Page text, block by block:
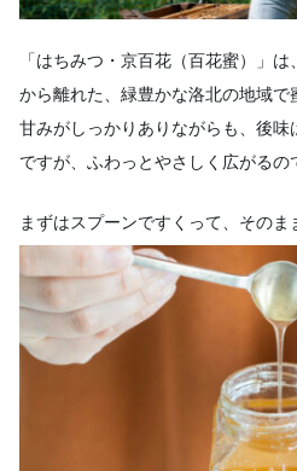
「はちみつ・京百花（百花蜜）」
から離れた、緑豊かな洛北の地域で
甘みがしっかりありながらも、後
ですが、ふわっとやさしく広がるの
まずはスプーンですくって、そのま